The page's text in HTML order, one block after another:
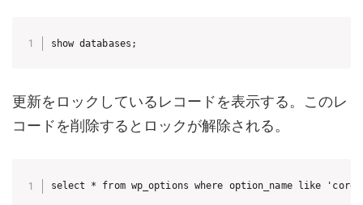
show databases;
更新をロックしているレコードを表示する。このレ
コードを削除するとロックが解除される。
select * from wp_options where option_name like